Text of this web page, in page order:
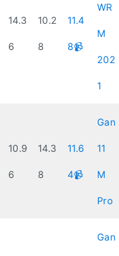
14.3
6
10.2
8
11.4
8📹
WR
M
202
1
10.9
6
14.3
8
11.6
4📹
Gan
11
M
Pro
Gan